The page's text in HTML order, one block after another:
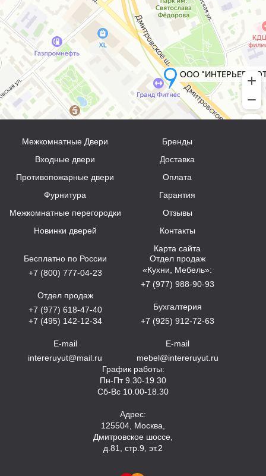
Межкомнатные Двери
Входные двери
Противопожарные двери
Фурнитура
Межкомнатные перегородки
Новинки дверей
Бренды
Доставка
Оплата
Гарантия
Отзывы
Контакты
Карта сайта
Бесплатно по России
+7 (800) 777-04-23
Отдел продаж
+7 (977) 618-47-40
+7 (495) 142-12-34
E-mail
intereruyut@mail.ru
Отдел продаж
«Кухни, Мебель»:
+7 (977) 988-90-93
Бухгалтерия
+7 (925) 912-72-63
E-mail
mebel@intereruyut.ru
График работы:
Пн-Пт 9.30-19.30
Сб-Вс 10.00-18.30
Адрес:
125504, Москва,
Дмитровское шоссе,
д.81, стр.9, эт.2